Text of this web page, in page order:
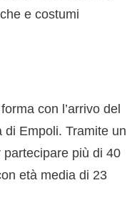
e costumi
con l’arrivo del
Empoli. Tramite un
più di 40
età media di 23